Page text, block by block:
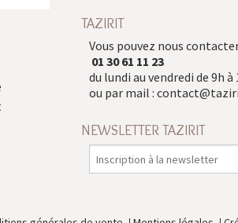
TAZIRIT
Vous pouvez nous
01 30 61 11 23
du lundi au vendredi de 9h à
ou par mail :
NEWSLETTER TAZIRIT